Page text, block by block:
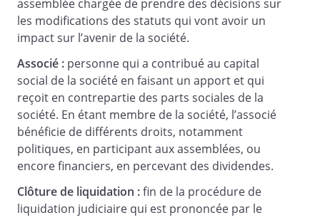
empêcher l'exercice.
Dans l'hypothèse où le liquidateur
viendrait à cesser ses fonctions pour
quelque cause que ce soit, il sera procédé
à son remplacement dans le mois par
l'assemblée générale des associés.
Le liquidateur, comme tout autre
remplacement, sera soumis à toutes les
obligations attachées à son mandat et
assemblée chargée de prendre des décisions sur
les modifications des statuts qui vont avoir un
impact sur l’avenir de la société.
Associé : personne qui a contribué au capital
social de la société en faisant un apport et qui
reçoit en contrepartie des parts sociales de la
société. En étant membre de la société, l’associé
bénéficie de différents droits, notamment
politiques, en participant aux assemblées, ou
encore financiers, en percevant des dividendes.
Clôture de liquidation :fin de la procédure de
liquidation judiciaire qui est prononcée par le